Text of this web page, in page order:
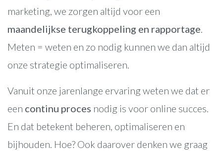
marketing, we zorgen altijd voor een
maandelijkse terugkoppeling en rapportage.
Meten = weten en zo nodig kunnen we dan altijd
onze strategie optimaliseren.
Vanuit onze jarenlange ervaring weten we dat er
een continu proces nodig is voor online succes.
En dat betekent beheren, optimaliseren en
bijhouden. Hoe? Ook daarover denken we graag